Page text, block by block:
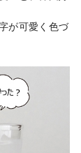
が可愛く色づ